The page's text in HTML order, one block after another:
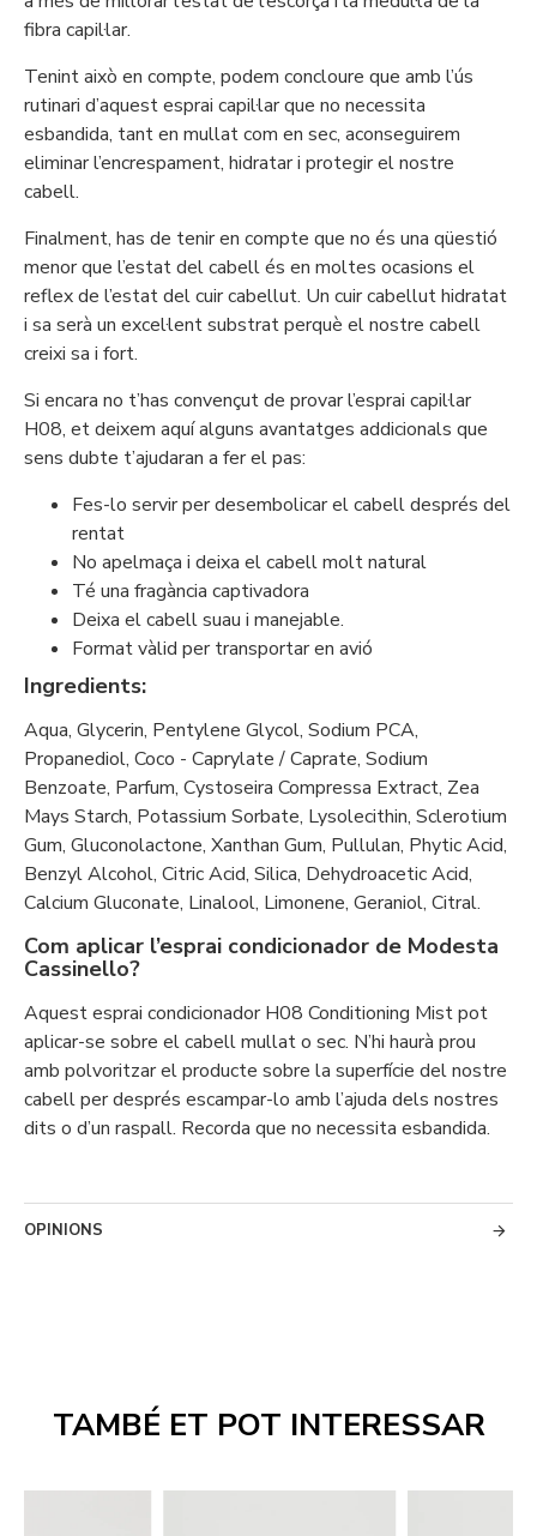
TAMBÉ ET POT INTERESSAR
fibra capil·lar.
Tenint això en compte, podem concloure que amb l’ús
rutinari d’aquest esprai capil·lar que no necessita
esbandida, tant en mullat com en sec, aconseguirem
eliminar l’encrespament, hidratar i protegir el nostre
cabell.
Finalment, has de tenir en compte que no és una qüestió
menor que l’estat del cabell és en moltes ocasions el
reflex de l’estat del cuir cabellut. Un cuir cabellut hidratat
i sa serà un excel·lent substrat perquè el nostre cabell
creixi sa i fort.
Si encara no t’has convençut de provar l’esprai capil·lar
H08, et deixem aquí alguns avantatges addicionals que
sens dubte t’ajudaran a fer el pas:
Fes-lo servir per desembolicar el cabell després del
rentat
No apelmaça i deixa el cabell molt natural
Té una fragància captivadora
Deixa el cabell suau i manejable.
Format vàlid per transportar en avió
Ingredients:
Aqua, Glycerin, Pentylene Glycol, Sodium PCA,
Propanediol, Coco - Caprylate / Caprate, Sodium
Benzoate, Parfum, Cystoseira Compressa Extract, Zea
Mays Starch, Potassium Sorbate, Lysolecithin, Sclerotium
Gum, Gluconolactone, Xanthan Gum, Pullulan, Phytic Acid,
Benzyl Alcohol, Citric Acid, Silica, Dehydroacetic Acid,
Calcium Gluconate, Linalool, Limonene, Geraniol, Citral.
Com aplicar l’esprai condicionador de Modesta
Cassinello?
Aquest esprai condicionador H08 Conditioning Mist pot
aplicar-se sobre el cabell mullat o sec. N’hi haurà prou
amb polvoritzar el producte sobre la superfície del nostre
cabell per després escampar-lo amb l’ajuda dels nostres
dits o d’un raspall. Recorda que no necessita esbandida.
OPINIONS